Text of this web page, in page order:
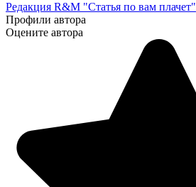
Редакция R&M "Статья по вам плачет"
Профили автора
Оцените автора